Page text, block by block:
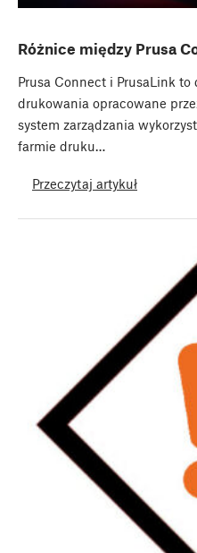
Różnice między Prusa
Prusa Connect i PrusaLink
drukowania opracowane
system zarządzania
farmie druku…
Przeczytaj artykuł